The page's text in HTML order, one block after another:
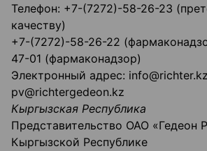
Телефон: +7-(7272)-58-26-23
качеству)
+7-(7272)-58-26-22
47-01 (фармаконадзор)
Электронный адрес:
pv@richtergedeon.kz
Кыргызская Республика
Представительство ОАО «Гедеон
Кыргызской Республике